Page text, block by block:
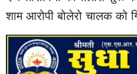
शाम आरोपी बोलेरो चालक को